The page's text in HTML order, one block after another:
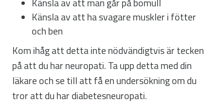
Känsla av att man går på bomull
Känsla av att ha svagare muskler i fötter
och ben
Kom ihåg att detta inte nödvändigtvis är tecken
på att du har neuropati. Ta upp detta med din
läkare och se till att få en undersökning om du
tror att du har diabetesneuropati.